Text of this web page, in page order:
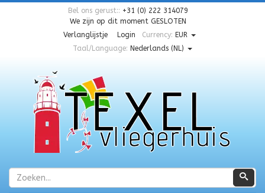
Bel ons gerust:: +31 (0) 222 314079
We zijn op dit moment GESLOTEN
Verlanglijstje
Login Currency: EUR
Taal/Language: Nederlands (NL)
Zoeken